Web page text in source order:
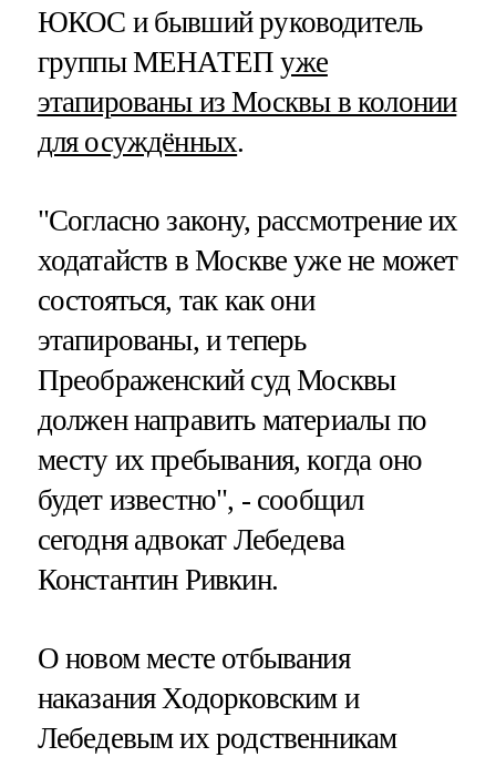
ЮКОС и бывший руководитель
группы МЕНАТЕПуже
этапированы из Москвы в колонии
для осуждённых.
"Согласно закону, рассмотрение их
ходатайств в Москве уже не может
состояться, так как они
этапированы, и теперь
Преображенский суд Москвы
должен направить материалы по
месту их пребывания, когда оно
будет известно", - сообщил
сегодня адвокат Лебедева
Константин Ривкин.
О новом месте отбывания
наказания Ходорковским и
Лебедевым их родственникам